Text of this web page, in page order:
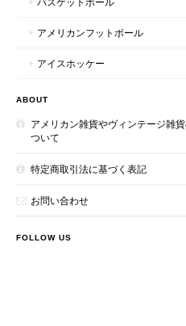
アメリカンフットボール
アイスホッケー
ABOUT
アメリカン雑貨やヴィンテージ雑
ついて
特定商取引法に基づく表記
お問い合わせ
FOLLOW US